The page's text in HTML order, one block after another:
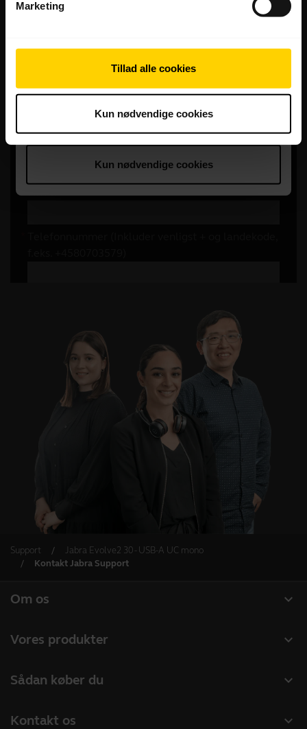
Marketing
Tillad alle cookies
Kun nødvendige cookies
Support
Jabra Evolve2 30 - USB-A UC mono
Kontakt Jabra Support
expand_more
Om os
Bæredygtighed
expand_more
Vores produkter
Konferencekameraer
expand_more
Sådan køber du
expand_more
Kontakt os